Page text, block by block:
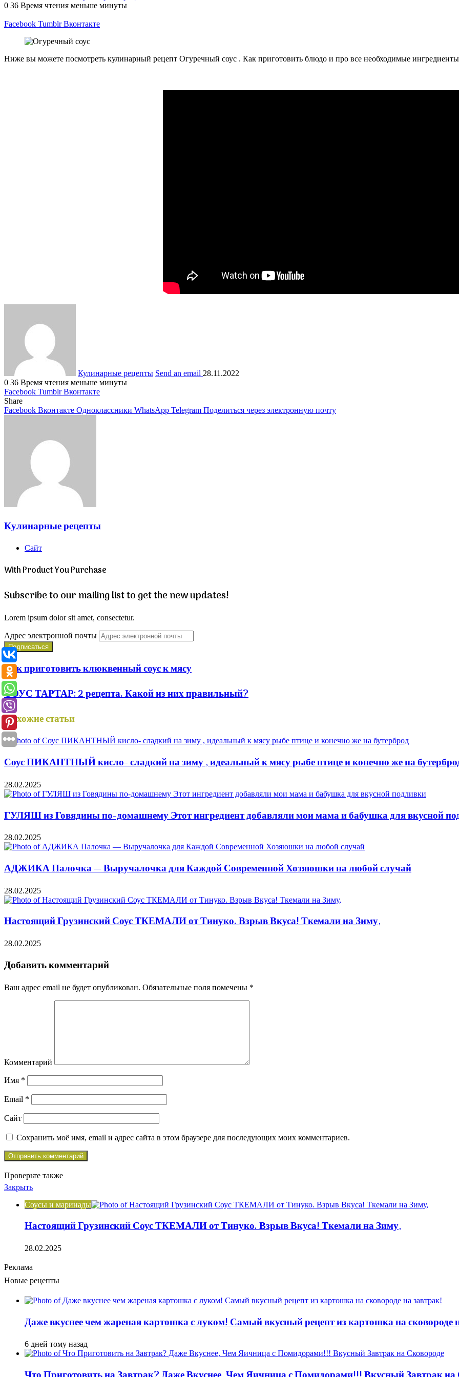
0 36 Время чтения меньше минуты
Facebook Tumblr Вконтакте
Ниже вы можете посмотреть кулинарный рецепт Огуречный соус . Как приготовить блюдо и про все необходимые ингредиенты
Кулинарные рецепты Send an email 28.11.2022
0 36 Время чтения меньше минуты
Facebook Tumblr Вконтакте
Share
Facebook Вконтакте Одноклассники WhatsApp Telegram Поделиться через электронную почту
Кулинарные рецепты
Сайт
With Product You Purchase
Subscribe to our mailing list to get the new updates!
Lorem ipsum dolor sit amet, consectetur.
Адрес электронной почты
Как приготовить клюквенный соус к мясу
СОУС ТАРТАР: 2 рецепта. Какой из них правильный?
Похожие статьи
Соус ПИКАНТНЫЙ кисло- сладкий на зиму , идеальный к мясу рыбе птице и конечно же на
28.02.2025
ГУЛЯШ из Говядины по-домашнему Этот ингредиент добавляли мои мама и бабушка для вкусной
28.02.2025
АДЖИКА Палочка — Выручалочка для Каждой Современной Хозяюшки на любой случай
28.02.2025
Настоящий Грузинский Соус ТКЕМАЛИ от Тинуко. Взрыв Вкуса! Ткемали на Зиму,
28.02.2025
Добавить комментарий
Ваш адрес email не будет опубликован. Обязательные поля помечены *
Комментарий
Имя *
Email *
Сайт
Сохранить моё имя, email и адрес сайта в этом браузере для последующих моих комментариев.
Проверьте также
Закрыть
Соусы и маринады
Настоящий Грузинский Соус ТКЕМАЛИ от Тинуко. Взрыв Вкуса! Ткемали на Зиму,
28.02.2025
Реклама
Новые рецепты
Даже вкуснее чем жареная картошка с луком! Самый вкусный рецепт из картошка на сковороде
6 дней тому назад